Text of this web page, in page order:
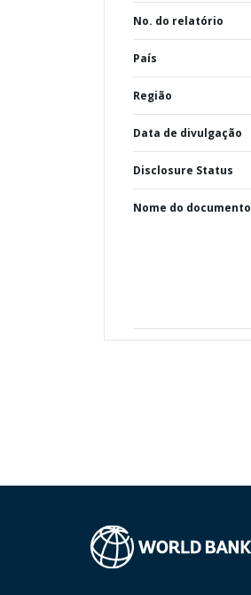
No. do relatório
País
Região
Data de divulgação
Disclosure Status
Nome do documento